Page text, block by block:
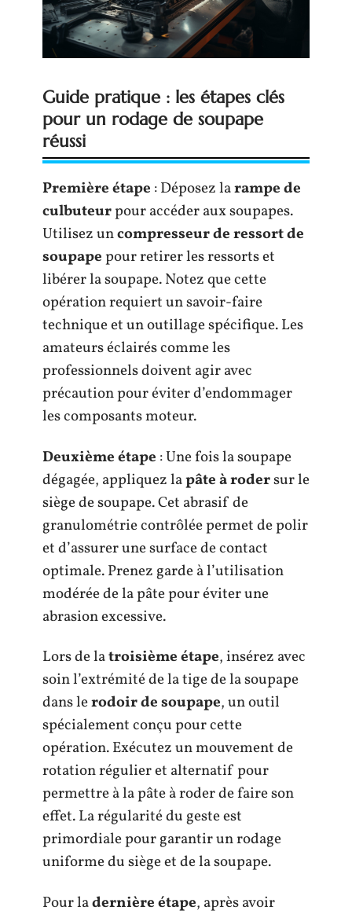
Guide pratique : les étapes clés
pour un rodage de soupape
réussi
Première étape : Déposez larampe de
culbuteurpour accéder aux soupapes.
Utilisez uncompresseur de ressort de
soupapepour retirer les ressorts et
libérer la soupape. Notez que cette
opération requiert un savoir-faire
technique et un outillage spécifique. Les
amateurs éclairés comme les
professionnels doivent agir avec
précaution pour éviter d’endommager
les composants moteur.
Deuxième étape : Une fois la soupape
dégagée, appliquez lapâte à rodersur le
siège de soupape. Cet abrasif de
granulométrie contrôlée permet de polir
et d’assurer une surface de contact
optimale. Prenez garde à l’utilisation
modérée de la pâte pour éviter une
abrasion excessive.
Lors de latroisième étape, insérez avec
soin l’extrémité de la tige de la soupape
dans lerodoir de soupape, un outil
spécialement conçu pour cette
opération. Exécutez un mouvement de
rotation régulier et alternatif pour
permettre à la pâte à roder de faire son
effet. La régularité du geste est
primordiale pour garantir un rodage
uniforme du siège et de la soupape.
Pour ladernière étape, après avoir